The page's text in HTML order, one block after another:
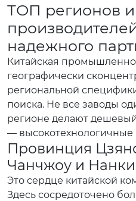
ТОП регионов и
надежного
Китайская
географически
региональной
поиска. Не все заводы
регионе делают
—
Провинция
Чанчжоу и
Это сердце китайской
Здесь сосредоточено